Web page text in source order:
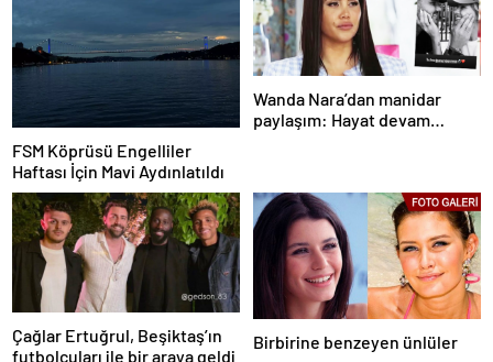
FSM Köprüsü Engelliler
Haftası İçin Mavi Aydınlatıldı
Wanda Nara’dan manidar
paylaşım: Hayat devam
Çağlar Ertuğrul, Beşiktaş’ın
futbolcuları ile bir araya geldi
Birbirine benzeyen ünlüler